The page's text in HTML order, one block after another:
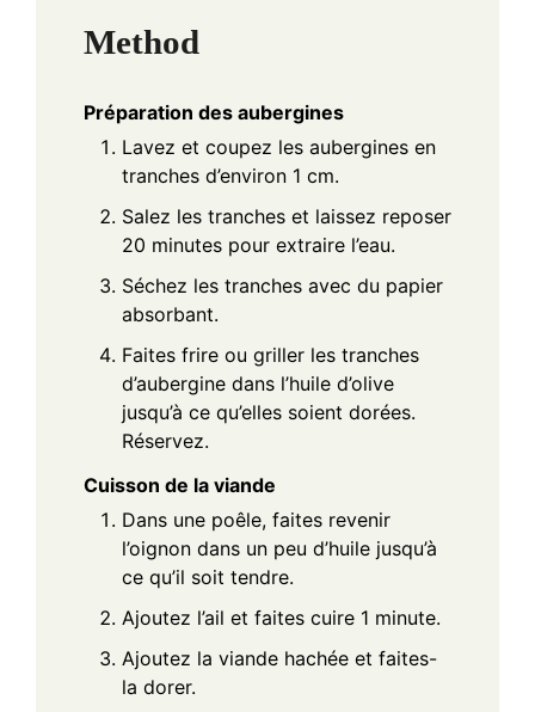
Method
Préparation des aubergines
Lavez et coupez les aubergines en
tranches d’environ 1 cm.
Salez les tranches et laissez reposer
20 minutes pour extraire l’eau.
Séchez les tranches avec du papier
absorbant.
Faites frire ou griller les tranches
d’aubergine dans l’huile d’olive
jusqu’à ce qu’elles soient dorées.
Réservez.
Cuisson de la viande
Dans une poêle, faites revenir
l’oignon dans un peu d’huile jusqu’à
ce qu’il soit tendre.
Ajoutez l’ail et faites cuire 1 minute.
Ajoutez la viande hachée et faites-
la dorer.